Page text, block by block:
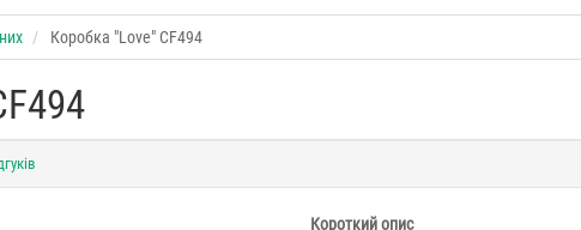
Коробка "Love" CF494
Короткий опис